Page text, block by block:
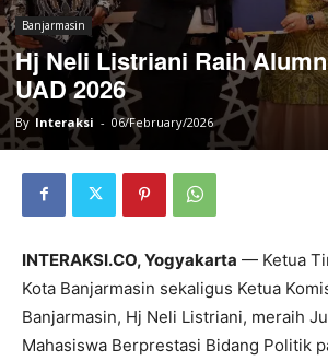
Banjarmasin
Hj Neli Listriani Raih
UAD 2026
By Interaksi - 06/February/2026
INTERAKSI.CO, Yogyakarta — Ketua
Kota Banjarmasin sekaligus Ketua
Banjarmasin, Hj Neli Listriani, meraih
Mahasiswa Berprestasi Bidang Politik